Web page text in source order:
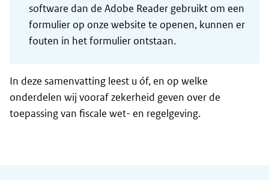
software dan de Adobe Reader gebruikt om een
formulier op onze website te openen, kunnen er
fouten in het formulier ontstaan.
In deze samenvatting leest u óf, en op welke
onderdelen wij vooraf zekerheid geven over de
toepassing van fiscale wet- en regelgeving.